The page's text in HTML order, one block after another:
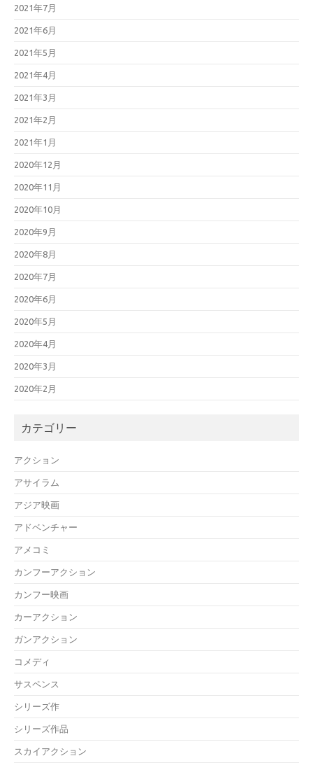
2021年7月
2021年6月
2021年5月
2021年4月
2021年3月
2021年2月
2021年1月
2020年12月
2020年11月
2020年10月
2020年9月
2020年8月
2020年7月
2020年6月
2020年5月
2020年4月
2020年3月
2020年2月
カテゴリー
アクション
アサイラム
アジア映画
アドベンチャー
アメコミ
カンフーアクション
カンフー映画
カーアクション
ガンアクション
コメディ
サスペンス
シリーズ作
シリーズ作品
スカイアクション